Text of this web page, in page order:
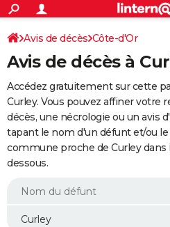
ACTUALITÉS
Politique
Société
Faits Divers
Education
Monde
Villes
+
SPORT
Coupe du monde 2026
Football
Tennis
Cyclisme
Rugby
Forum
Programme TV
TNT
Streaming
Cinéma
Sorties cinéma
Musique
+
FINANCE
Retraite
Epargne
Immobilier
Risques naturels par ville
Assurance
AUTO
Essais
Réserver un essai
Citadines
Berlines
SUV
Forum auto
+
HIGH-TECH
BRICOLAGE
WEEK-END
Avis de décès Côte-d'Or
Avis de décès à
Accédez gratuitement sur cette
Curley. Vous pouvez affiner votre
décès, une nécrologie ou un avis
tapant le nom d'un défunt et/ou
commune proche de Curley
dessous.